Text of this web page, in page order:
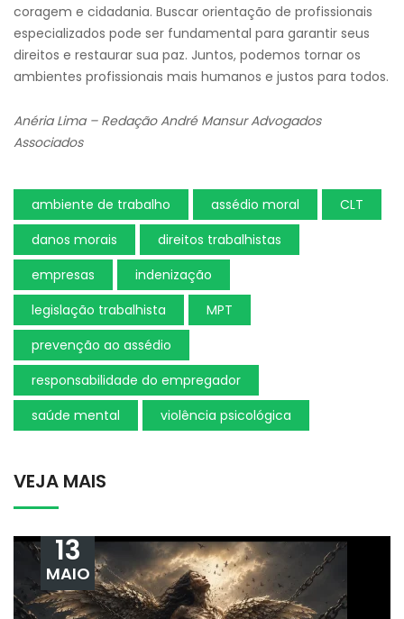
coragem e cidadania. Buscar orientação de profissionais
especializados pode ser fundamental para garantir seus
direitos e restaurar sua paz. Juntos, podemos tornar os
ambientes profissionais mais humanos e justos para todos.
Anéria Lima – Redação André Mansur Advogados
Associados
ambiente de trabalho assédio moral
CLT
danos morais
direitos trabalhistas
empresas
indenização
legislação trabalhista
MPT
prevenção ao assédio
responsabilidade do empregador
saúde mental
violência psicológica
VEJA MAIS
13
MAIO